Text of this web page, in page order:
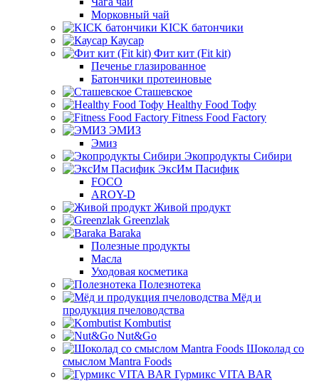
Морковный чай
KICK батончики
Каусар
Фит кит (Fit kit)
Печенье глазированное
Батончики протеиновые
Сташевское
Healthy Food Тофу
Fitness Food Factory
ЭМИЗ
Эмиз
Экопродукты Сибири
ЭксИм Пасифик
FOCO
AROY-D
Живой продукт
Greenzlak
Baraka
Полезные продукты
Масла
Уходовая косметика
Полезнотека
Мёд и
продукция пчеловодства
Kombutist
Nut&Go
Шоколад со
смыслом Mantra Foods
Гурмикс VITA BAR